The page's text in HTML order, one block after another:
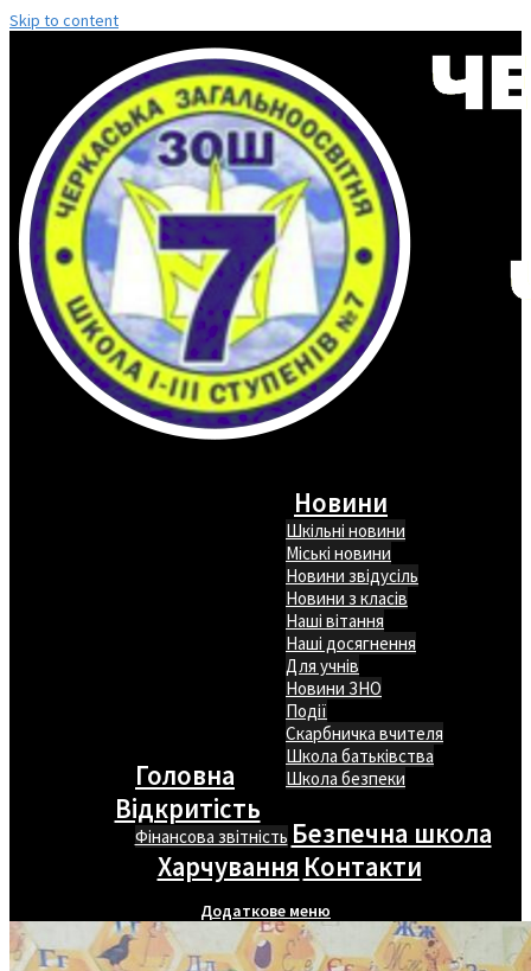
Skip to content
Головна
Новини
Шкільні новини
Міські новини
Новини звідусіль
Новини з класів
Наші вітання
Наші досягнення
Для учнів
Новини ЗНО
Події
Скарбничка вчителя
Школа батьківства
Школа безпеки
Відкритість
Фінансова звітність Безпечна школа
Харчування Контакти
Додаткове меню